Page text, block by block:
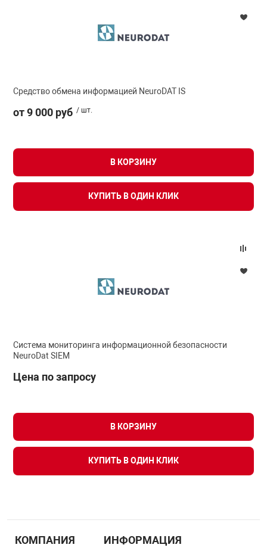
Средство обмена информацией NeuroDAT IS
от 9 000 руб / шт.
В КОРЗИНУ
КУПИТЬ В ОДИН КЛИК
Система мониторинга информационной безопасности
NeuroDat SIEM
Цена по запросу
В КОРЗИНУ
КУПИТЬ В ОДИН КЛИК
КОМПАНИЯ ИНФОРМАЦИЯ